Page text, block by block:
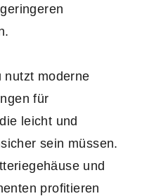
nutzt moderne
für
leicht und
sein müssen.
und
profitieren